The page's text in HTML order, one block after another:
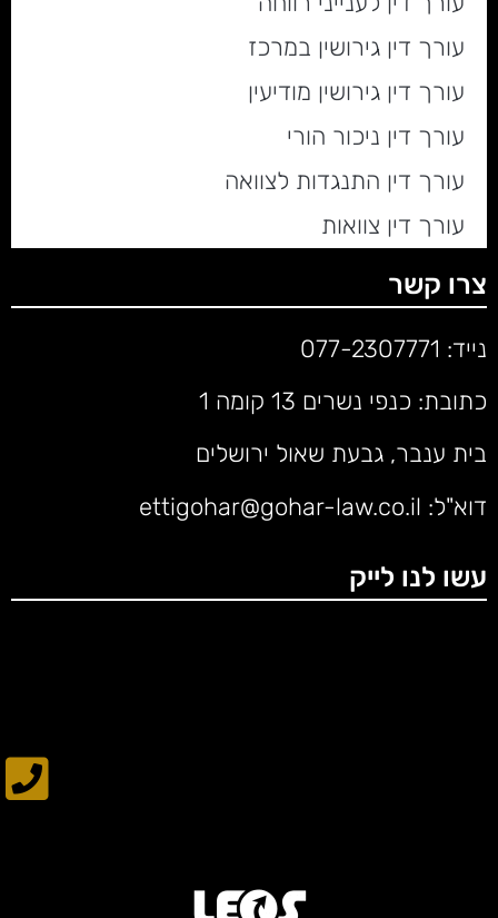
עורך דין גירושין במרכז
עורך דין גירושין מודיעין
עורך דין ניכור הורי
עורך דין התנגדות לצוואה
עורך דין צוואות
צרו קשר
נייד: 077-2307771
כתובת: כנפי נשרים 13 קומה 1
בית ענבר, גבעת שאול ירושלים
דוא"ל: ettigohar@gohar-law.co.il
עשו לנו לייק